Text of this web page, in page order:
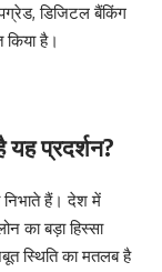
डिजिटल बैंकिंग
है।
यह प्रदर्शन?
निभाते हैं। देश में
का बड़ा हिस्सा
स्थिति का मतलब है